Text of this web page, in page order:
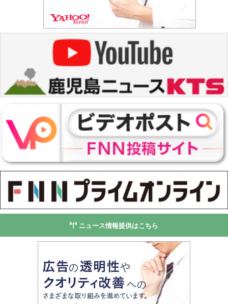
ニュース情報提供はこちら